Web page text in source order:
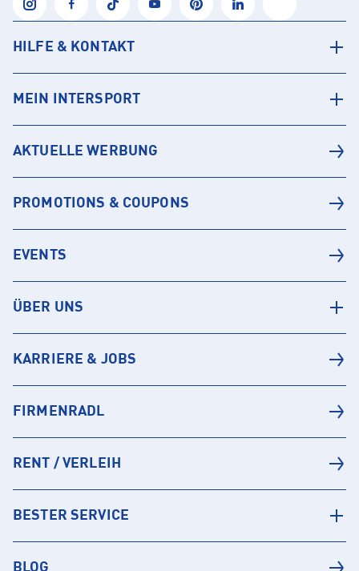
HILFE & KONTAKT
MEIN INTERSPORT
AKTUELLE WERBUNG
PROMOTIONS & COUPONS
EVENTS
ÜBER UNS
KARRIERE & JOBS
FIRMENRADL
RENT / VERLEIH
BESTER SERVICE
BLOG